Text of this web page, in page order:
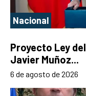
Nacional
Proyecto Ley
Javier Muñoz...
6 de agosto de 2026